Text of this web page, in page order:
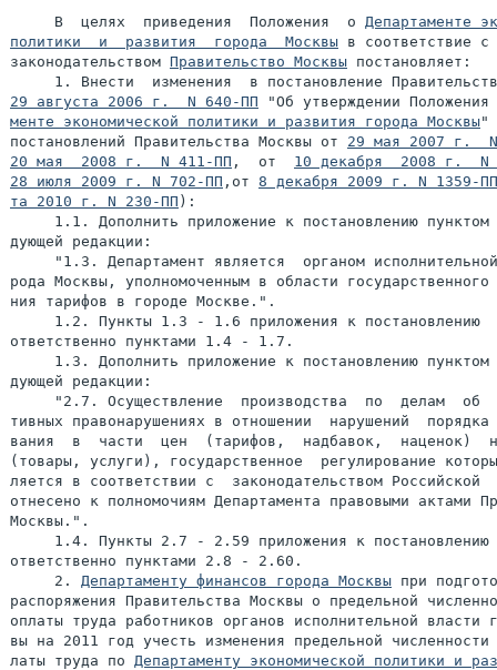
     В  целях  приведения  Положения  о
Департаменте
политики  и  развития  города  Москвы в соответствие с
законодательством Правительство Москвы постановляет:
29 августа 2006 г.  N 640-ПП "Об утверждении
менте экономической политики и развития города Москвы"
постановлений Правительства Москвы от 29 мая 2007 г.
20 мая  2008 г.  N 411-ПП ,  от 10 декабря  2008 г.  N
28 июля 2009 г. N 702-ПП ,от 8 декабря 2009 г. N 1359-ПП
та 2010 г. N 230-ПП ):
1.1. Дополнить приложение к постановлению пунктом
дующей редакции:
"1.3. Департамент является  органом
рода Москвы, уполномоченным в области государственного
ния тарифов в городе Москве.".
1.2. Пункты 1.3 - 1.6 приложения к постановлению
ответственно пунктами 1.4 - 1.7.
1.3. Дополнить приложение к постановлению пунктом
дующей редакции:
"2.7. Осуществление  производства  по  делам  об
тивных правонарушениях в отношении  нарушений  порядка
вания  в  части  цен  (тарифов,  надбавок,  наценок)
(товары, услуги), государственное  регулирование
ляется в соответствии с  законодательством Российской
отнесено к полномочиям Департамента правовыми актами
Москвы.".
1.4. Пункты 2.7 - 2.59 приложения к постановлению
ответственно пунктами 2.8 - 2.60.
     2.
Департаменту финансов города Москвы при
распоряжения Правительства Москвы о предельной
оплаты труда работников органов исполнительной власти
вы на 2011 год учесть изменения предельной
латы труда по Департаменту экономической политики и